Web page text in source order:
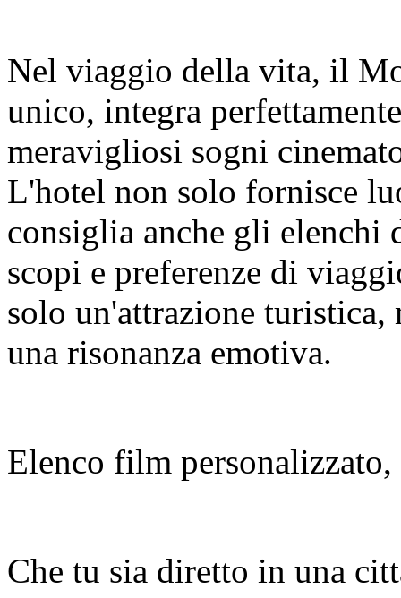
Nel viaggio della vita, il
unico, integra
meravigliosi sogni
L'hotel non solo fornisce
consiglia anche gli
scopi e preferenze di
solo un'attrazione turistica,
una risonanza emotiva.
Elenco film
Che tu sia diretto in una